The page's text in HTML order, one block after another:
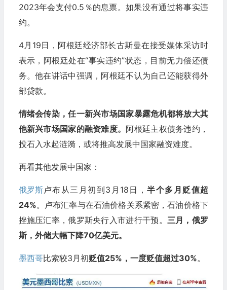
2023年会支付0.5％的息票。如果没有通过将事实违
约。
4月19日，阿根廷经济部长古斯曼在接受媒体采访时
表示，阿根廷处在“事实违约”状态，目前无力偿还债
务。他在讲话中强调，阿根廷不认为自己还能获得外
部贷款。
情绪会传染，任一新兴市场国家暴露危机都将放大其
他新兴市场国家的融资难度。 阿根廷主权债务违约，
投石入水起涟漪，或将推高发展中国家融资难度。
再看其他发展中国家：
俄罗斯卢布从三月初到3月18日，半个多月贬值超
24%。卢布汇率与在石油价格关系紧密，石油价格下
挫施压汇率，俄罗斯央行入市进行干预。 三月，俄罗
斯，外储大幅下降70亿美元。
墨西哥比索较3月初贬值25%，一度贬值超过30%。